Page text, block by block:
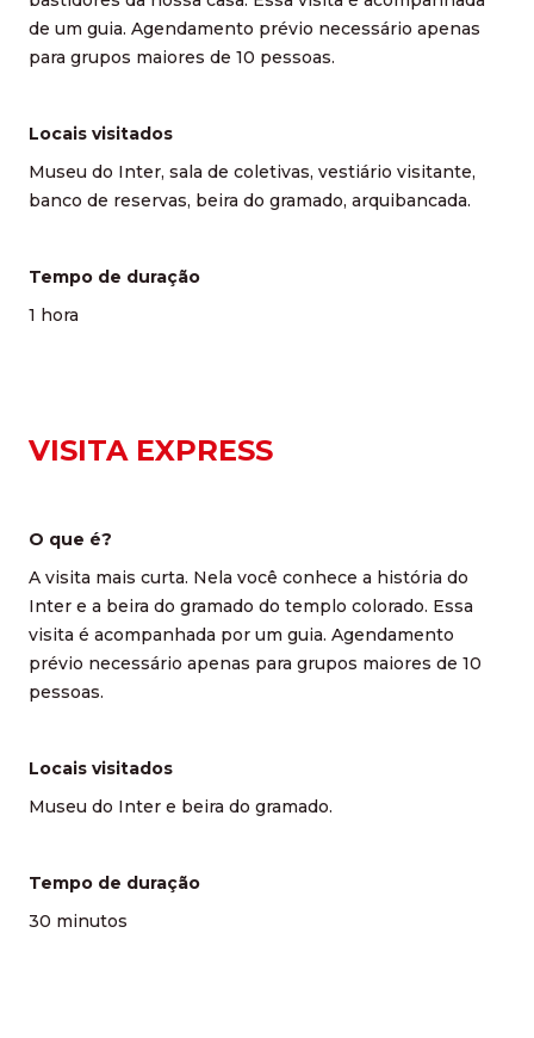
de um guia. Agendamento prévio necessário apenas
para grupos maiores de 10 pessoas.
Locais visitados
Museu do Inter, sala de coletivas, vestiário visitante,
banco de reservas, beira do gramado, arquibancada.
Tempo de duração
1 hora
VISITA EXPRESS
O que é?
A visita mais curta. Nela você conhece a história do
Inter e a beira do gramado do templo colorado. Essa
visita é acompanhada por um guia. Agendamento
prévio necessário apenas para grupos maiores de 10
pessoas.
Locais visitados
Museu do Inter e beira do gramado.
Tempo de duração
30 minutos